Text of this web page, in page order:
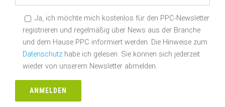
Ja, ich möchte mich kostenlos für den PPC-Newsletter
registrieren und regelmäßig über News aus der Branche
und dem Hause PPC informiert werden. Die Hinweise zum
Datenschutzhabe ich gelesen. Sie können sich jederzeit
wieder von unserem Newsletter abmelden.